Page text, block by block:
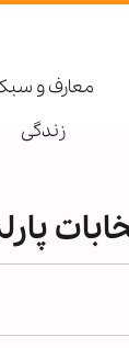
معارف و
زندگی